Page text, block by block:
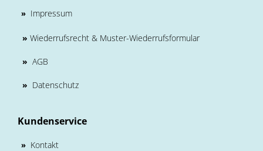
» Impressum
» Wiederrufsrecht & Muster-Wiederrufsformular
» AGB
» Datenschutz
Kundenservice
» Kontakt